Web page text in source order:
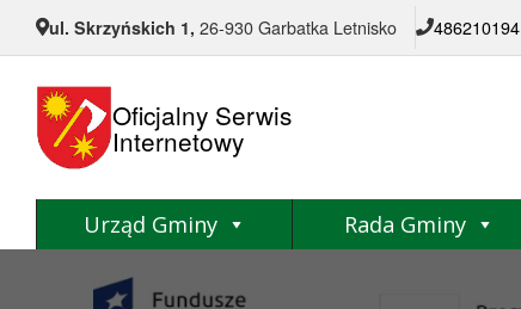
ul. Skrzyńskich 1, 26-930 Garbatka Letnisko 486210194
Oficjalny Serwis
Internetowy
Urząd Gminy Rada Gminy